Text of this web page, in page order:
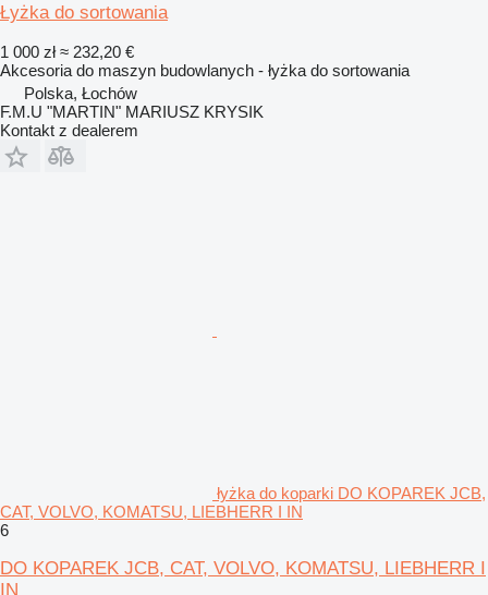
Łyżka do sortowania
1 000 zł ≈ 232,20 €
Akcesoria do maszyn budowlanych - łyżka do sortowania
Polska, Łochów
F.M.U "MARTIN" MARIUSZ KRYSIK
Kontakt z dealerem
łyżka do koparki DO KOPAREK JCB,
CAT, VOLVO, KOMATSU, LIEBHERR I IN
6
DO KOPAREK JCB, CAT, VOLVO, KOMATSU, LIEBHERR I
IN